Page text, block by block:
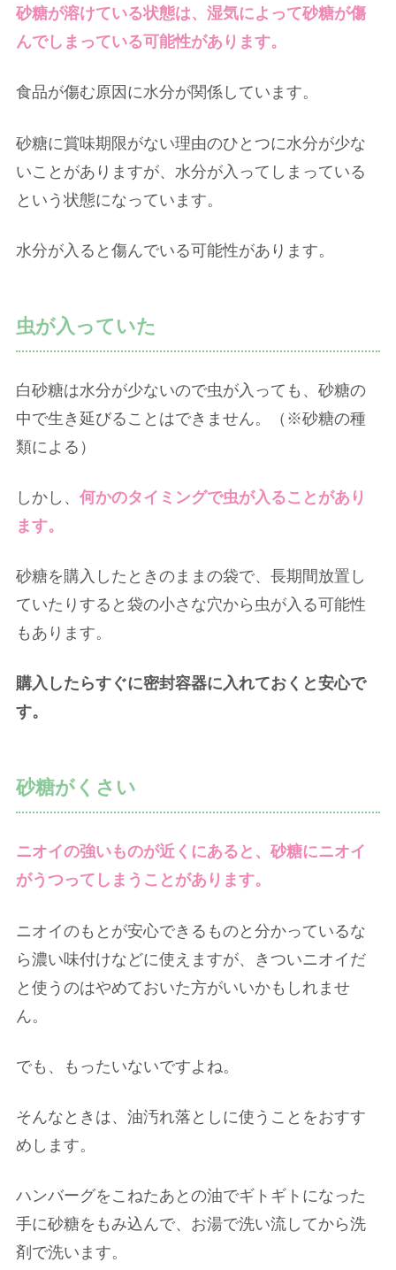
砂糖が溶けている状態は、湿気によって砂糖が傷
んでしまっている可能性があります。
食品が傷む原因に水分が関係しています。
砂糖に賞味期限がない理由のひとつに水分が少な
いことがありますが、水分が入ってしまっている
という状態になっています。
水分が入ると傷んでいる可能性があります。
虫が入っていた
白砂糖は水分が少ないので虫が入っても、砂糖の
中で生き延びることはできません。（※砂糖の種
類による）
しかし、 何かのタイミングで虫が入ることがあり
ます。
砂糖を購入したときのままの袋で、長期間放置し
ていたりすると袋の小さな穴から虫が入る可能性
もあります。
購入したらすぐに密封容器に入れておくと安心で
す。
砂糖がくさい
ニオイの強いものが近くにあると、砂糖にニオイ
がうつってしまうことがあります。
ニオイのもとが安心できるものと分かっているな
ら濃い味付けなどに使えますが、きついニオイだ
と使うのはやめておいた方がいいかもしれませ
ん。
でも、もったいないですよね。
そんなときは、油汚れ落としに使うことをおすす
めします。
ハンバーグをこねたあとの油でギトギトになった
手に砂糖をもみ込んで、お湯で洗い流してから洗
剤で洗います。